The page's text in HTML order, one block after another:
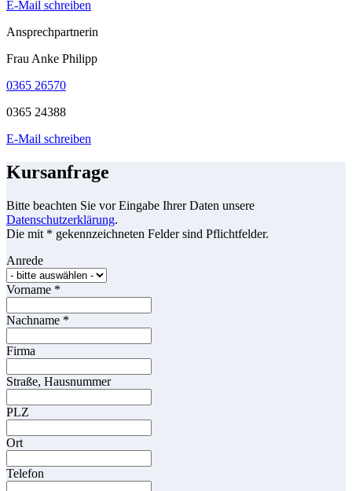
E-Mail schreiben
Ansprechpartnerin
Frau Anke Philipp
0365 26570
0365 24388
E-Mail schreiben
Kursanfrage
Bitte beachten Sie vor Eingabe Ihrer Daten unsere
Datenschutzerklärung.
Die mit * gekennzeichneten Felder sind Pflichtfelder.
Anrede
Vorname *
Nachname *
Firma
Straße, Hausnummer
PLZ
Ort
Telefon